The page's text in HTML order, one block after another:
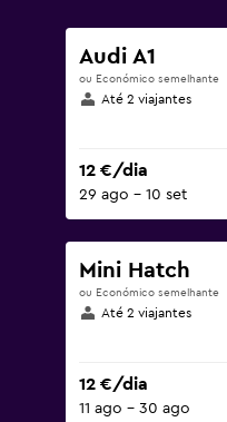
Audi A1
ou Económico semelhante
Até 2 viajantes
12 €/dia
29 ago – 10 set
Mini Hatch
ou Económico semelhante
Até 2 viajantes
12 €/dia
11 ago – 30 ago